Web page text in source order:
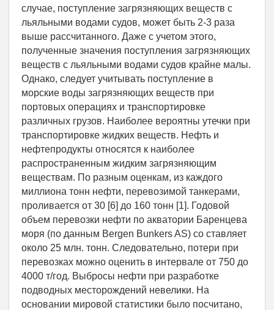
случае, поступление загрязняющих веществ с
льяльными водами судов, может быть 2-3 раза
выше рассчитанного. Даже с учетом этого,
полученные значения поступления загрязняющих
веществ с льяльными водами судов крайне малы.
Однако, следует учитывать поступление в
морские воды загрязняющих веществ при
портовых операциях и транспортировке
различных грузов. Наиболее вероятны утечки при
транспортировке жидких веществ. Нефть и
нефтепродукты относятся к наиболее
распространенным жидким загрязняющим
веществам. По разным оценкам, из каждого
миллиона тонн нефти, перевозимой танкерами,
проливается от 30 [6] до 160 тонн [1]. Годовой
объем перевозки нефти по акватории Баренцева
моря (по данным Bergen Bunkers AS) со ставляет
около 25 млн. тонн. Следовательно, потери при
перевозках можно оценить в интервале от 750 до
4000 т/год. Выбросы нефти при разработке
подводных месторождений невелики. На
основании мировой статистики было посчитано,